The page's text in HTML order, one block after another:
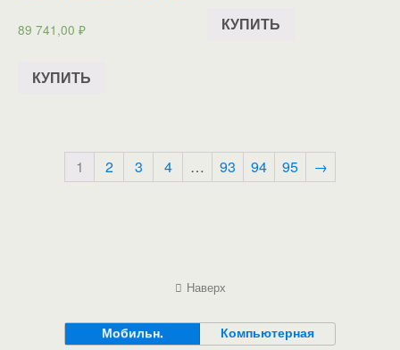
89 741,00 ₽
КУПИТЬ
КУПИТЬ
1 2 3 4 … 93 94 95 →
Наверх
Мобильн. Компьютерная